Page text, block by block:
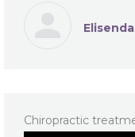
Chiropractic